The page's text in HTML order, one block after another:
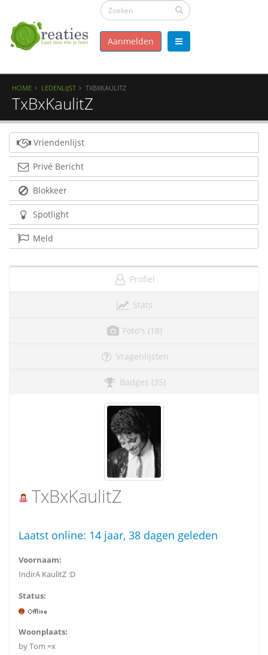
Aanmelden
HOME LEDENLIJST TXBXKAULITZ
TxBxKaulitZ
Vriendenlijst
Privé Bericht
Blokkeer
Spotlight
Meld
Profiel
Stats
Foto's (18)
Vragenlijsten
Badges (35)
TxBxKaulitZ
Laatst online: 14 jaar, 38 dagen geleden
Voornaam:
IndirA KaulitZ :D
Status:
Woonplaats:
by Tom =x